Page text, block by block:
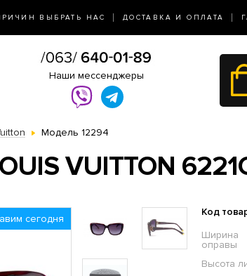
ВЫБРАТЬ НАС ДОСТАВКА И ОПЛАТА
Наши мессенджеры
Модель 12294
VUITTON
сегодня
Код
Ширина
оправы
Высота